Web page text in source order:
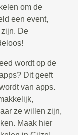
om de
een event,
De
wordt op de
Dit geeft
van apps.
ze willen zijn,
Maak hier